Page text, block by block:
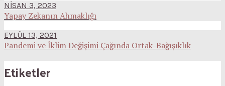
NISAN 3, 2023
Yapay Zekanın Ahmaklığı
EYLÜL 13, 2021
Pandemi ve İklim Değişimi Çağında Ortak-Bağışıklık
Etiketler